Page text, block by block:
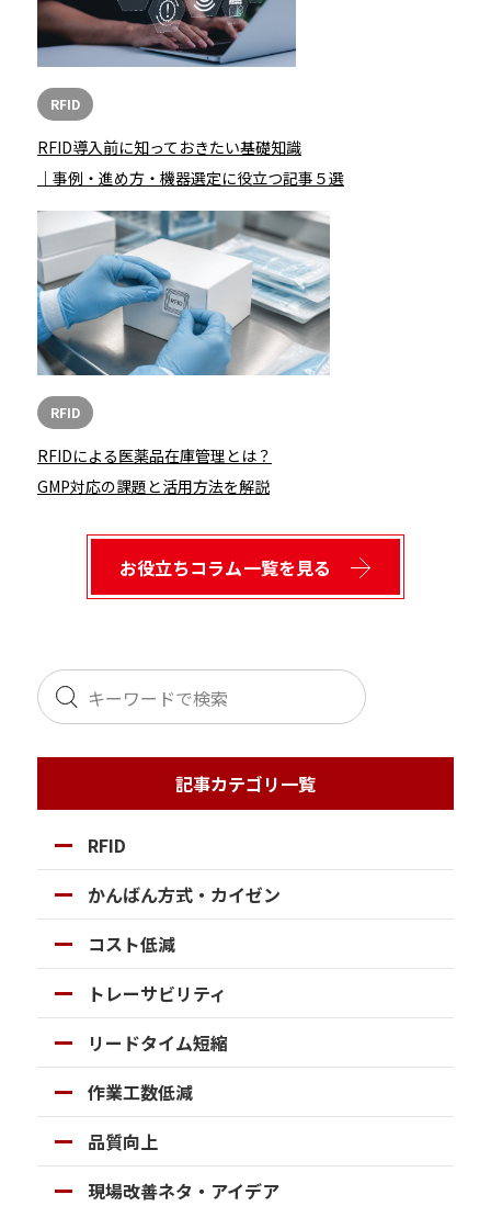
RFID
RFID導入前に知っておきたい基礎知識
｜事例・進め方・機器選定に役立つ記事５選
RFID
RFIDによる医薬品在庫管理とは？
GMP対応の課題と活用方法を解説
お役立ちコラム一覧を見る
記事カテゴリ一覧
RFID
かんばん方式・カイゼン
コスト低減
トレーサビリティ
リードタイム短縮
作業工数低減
品質向上
現場改善ネタ・アイデア